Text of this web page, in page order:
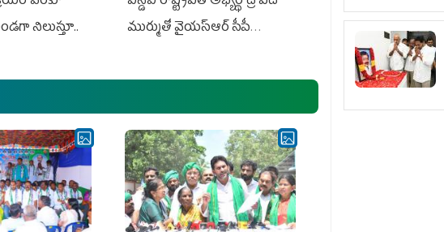
నిలుస్తూ..
ముర్ముతో వైయ‌స్ఆర్ సీపీ
ఎమ్మెల్యేలు, ఎంపీల స‌మావేశం